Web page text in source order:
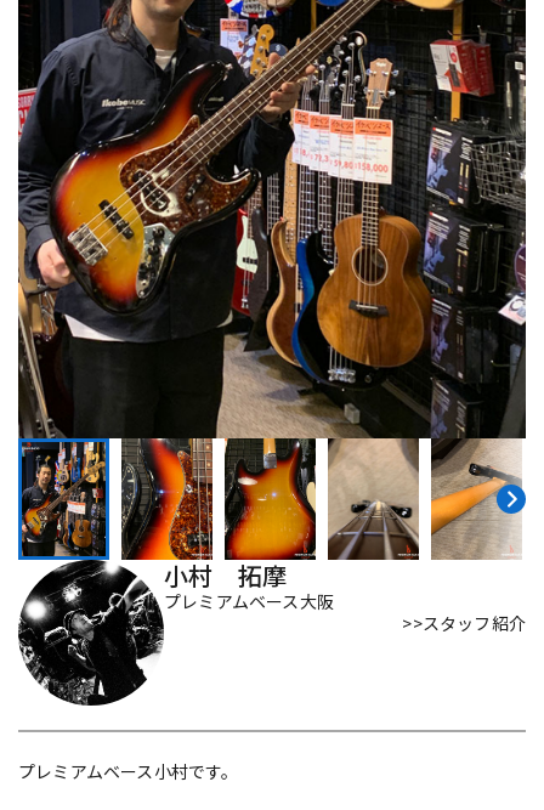
ドラム パーカッション
キーボード 電子ピアノ
管楽器 その他楽器
アンプ エフェクター
DTM
DTM オンライン納品 レコーディング機器
配信/ライブ機器 楽器アクセサリ
中古 ヴィンテージ
小村 拓摩
プレミアムベース大阪
>>スタッフ紹介
プレミアムベース小村です。